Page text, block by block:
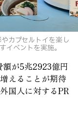
カプセルトイを楽し
イベントを実施。
が5兆2923億円
えることが期待
国人に対するPR